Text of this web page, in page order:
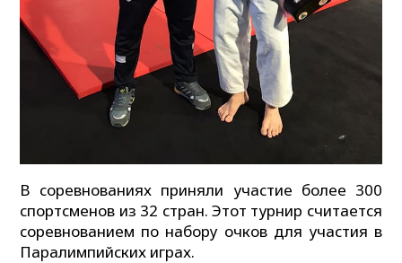
В соревнованиях приняли участие более 300
спортсменов из 32 стран. Этот турнир считается
соревнованием по набору очков для участия в
Паралимпийских играх.